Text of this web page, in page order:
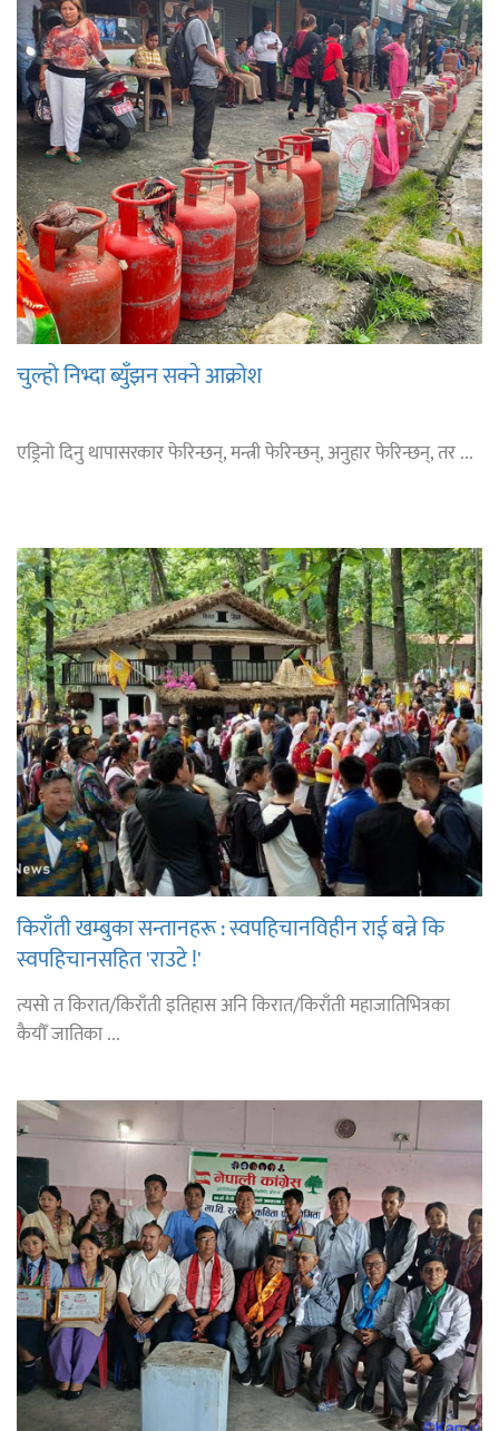
चुल्हो निभ्दा ब्युँझन सक्ने आक्रोश
एड्रिनो दिनु थापासरकार फेरिन्छन्, मन्त्री फेरिन्छन्, अनुहार फेरिन्छन्, तर ...
किराँती खम्बुका सन्तानहरू : स्वपहिचानविहीन राई बन्ने कि
स्वपहिचानसहित 'राउटे !'
त्यसो त किरात/किराँती इतिहास अनि किरात/किराँती महाजातिभित्रका
कैयौँ जातिका ...